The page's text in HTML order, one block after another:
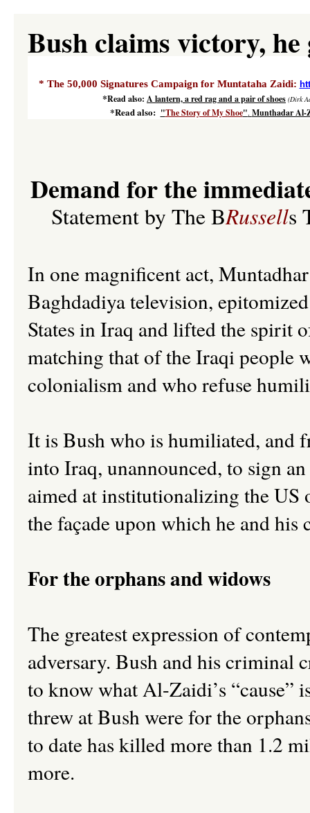
Bush claims victory, he
* The 50,000 Signatures Campaign for Muntataha Zaidi:
*Read also: A lantern, a red rag and a pair of shoes (Dirk
*Read also: "The Story of My Shoe". Munthadar Al-
Demand for the
Statement by The BRussells
In one magnificent act,
Baghdadiya television,
States in Iraq and lifted the spirit
matching that of the Iraqi people
colonialism and who refuse
It is Bush who is humiliated, and
into Iraq, unannounced, to sign
aimed at institutionalizing the US
the façade upon which he and
For the orphans and widows
The greatest expression of
adversary. Bush and his criminal
to know what Al-Zaidi’s “cause”
threw at Bush were for the
to date has killed more than 1.2
more.